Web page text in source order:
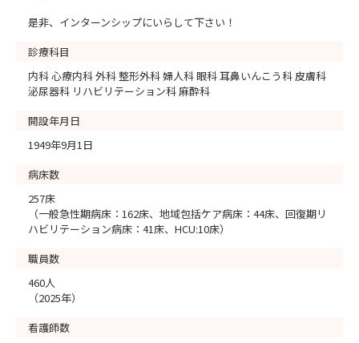
是非、インターンシップにいらして下さい！
診療科目
内科 心療内科 外科 整形外科 婦人科 眼科 耳鼻いんこう科 皮膚科
泌尿器科 リハビリテーション科 麻酔科
開設年月日
1949年9月1日
病床数
257床
（一般急性期病床：162床、地域包括ケア病床：44床、回復期リ
ハビリテーション病床：41床、HCU:10床）
職員数
460人
（2025年）
看護師数